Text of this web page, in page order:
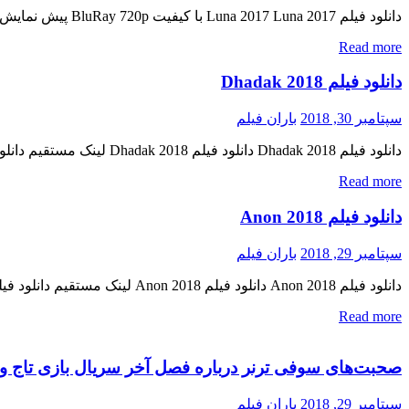
دانلود فیلم Luna 2017 Luna 2017 با کیفیت BluRay 720p پیش نمایش فیلم اضافه شد کیفیت ۱۰۸۰p اضافه شد منتشر کننده فایل: ژانر : جنایی , ماجرایی , مهیج ۵٫۷/۱۰ از ۱۶۵ رای مدت زمان […]
Read more
دانلود فیلم Dhadak 2018
سپتامبر 30, 2018 باران فیلم
دانلود فیلم Dhadak 2018 دانلود فیلم Dhadak 2018 لینک مستقیم دانلود فیلم Dhadak 2018 با کیفیت عالی (HDRip 720p) « دانلود رایگان با لینک مستقیم از هستی دانلود » تاریخ اکران : 2018 ژانر : […]
Read more
دانلود فیلم Anon 2018
سپتامبر 29, 2018 باران فیلم
دانلود فیلم Anon 2018 دانلود فیلم Anon 2018 لینک مستقیم دانلود فیلم Anon 2018 با کیفیت عالی (WEB-DL 720p) « دانلود رایگان با لینک مستقیم از هستی دانلود » کیفیت خارق العاده BluRay 720p و […]
Read more
صحبت‌های سوفی ترنر درباره فصل آخر سریال بازی تاج
سپتامبر 29, 2018 باران فیلم